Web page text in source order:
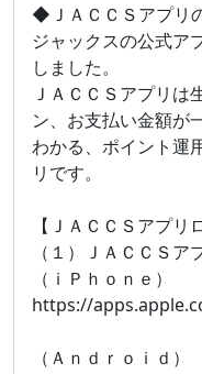
◆ＪＡＣＣＳアプリ
ジャックスの公式ア
しました。
ＪＡＣＣＳアプリは
ン、お支払い金額が
わかる、ポイント運
リです。
【ＪＡＣＣＳアプリ
（１）ＪＡＣＣＳア
（ｉＰｈｏｎｅ）
https://
（Ａｎｄｒｏｉｄ）